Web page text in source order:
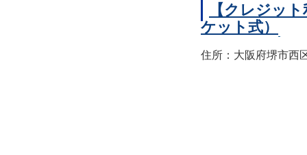
【クレジッ
ケット式）
住所：大阪府堺市西